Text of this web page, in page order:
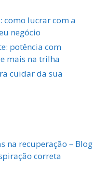
como lucrar com a
negócio
potência com
mais na trilha
cuidar da sua
na recuperação – Blog
correta